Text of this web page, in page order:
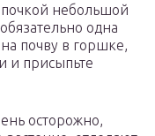
небольшой
одна
почву в горшке,
и присыпьте
осторожно,